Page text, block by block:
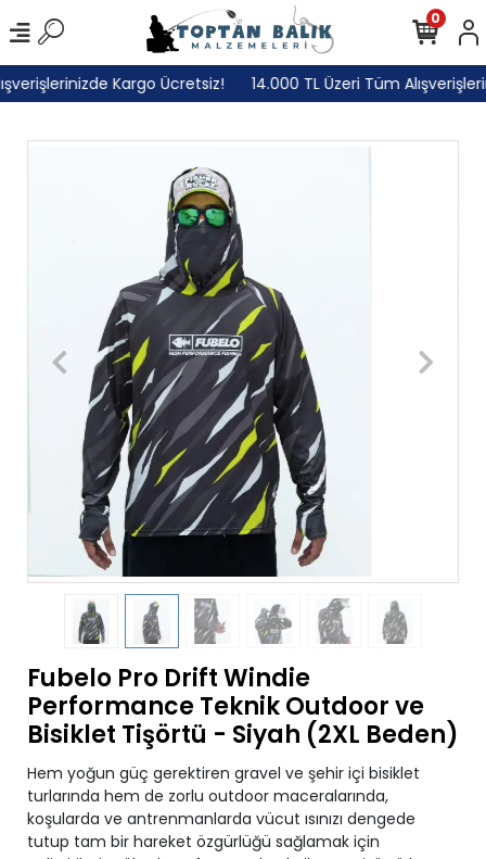
Kargo Ücretsiz! 14.000 TL Üzeri Tüm
0
Fubelo Pro Drift Windie
Performance Teknik Outdoor ve
Bisiklet Tişörtü - Siyah (2XL Beden)
Hem yoğun güç gerektiren gravel ve şehir içi bisiklet
turlarında hem de zorlu outdoor maceralarında,
koşularda ve antrenmanlarda vücut ısınızı dengede
tutup tam bir hareket özgürlüğü sağlamak için